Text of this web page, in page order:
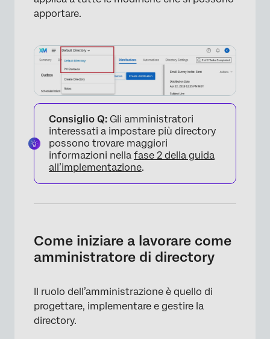
×
×
apportare.
Consiglio Q: Gli amministratori
interessati a impostare più directory
possono trovare maggiori
informazioni nella fase 2 della guida
all’implementazione.
Come iniziare a lavorare come
amministratore di directory
Il ruolo dell’amministrazione è quello di
progettare, implementare e gestire la
directory.